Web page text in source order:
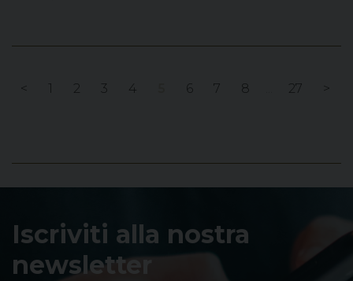
< 1 2 3 4 6 7 8 27 >
Iscriviti alla nostra
newsletter